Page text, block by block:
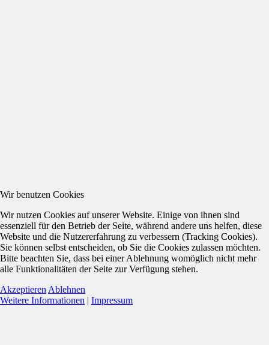
Wir benutzen Cookies
Wir nutzen Cookies auf unserer Website. Einige von ihnen sind
essenziell für den Betrieb der Seite, während andere uns helfen, diese
Website und die Nutzererfahrung zu verbessern (Tracking Cookies).
Sie können selbst entscheiden, ob Sie die Cookies zulassen möchten.
Bitte beachten Sie, dass bei einer Ablehnung womöglich nicht mehr
alle Funktionalitäten der Seite zur Verfügung stehen.
Akzeptieren Ablehnen
Weitere Informationen | Impressum